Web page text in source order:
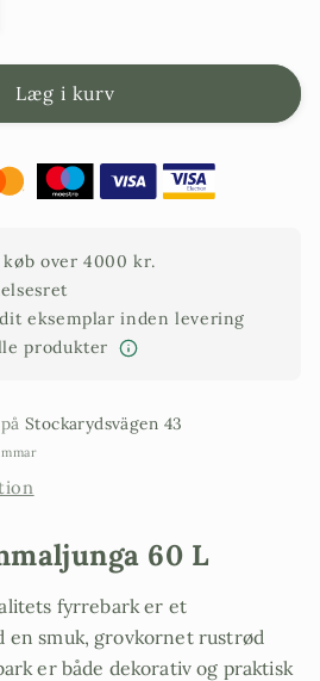
Læg i kurv
over 4000 kr.
eksemplar inden levering
produkter
Stockarydsvägen 43
60 L
fyrrebark er et
en smuk, grovkornet rustrød
er både dekorativ og praktisk